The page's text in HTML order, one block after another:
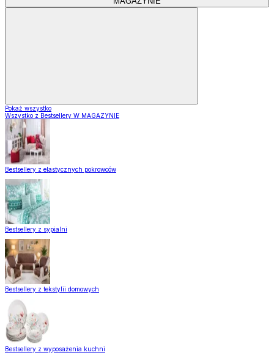
Pokaż wszystko
Wszystko z Bestsellery W MAGAZYNIE
Bestsellery z elastycznych pokrowców
Bestsellery z sypialni
Bestsellery z tekstylii domowych
Bestsellery z wyposażenia kuchni